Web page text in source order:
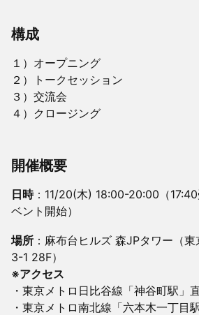
構成
１）オープニング
２）トークセッション
３）交流会
４）クロージング
開催概要
日時：11/20(木) 18:00-20:00（
ベント開始）
場所 ：麻布台ヒルズ 森JPタワー（
3-1 28F）
※アクセス
・東京メトロ日比谷線「神谷町駅」
・東京メトロ南北線「六本木一丁目駅